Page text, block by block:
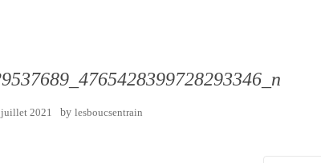
2021 by lesboucsentrain